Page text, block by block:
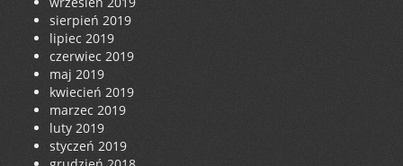
sierpień 2019
lipiec 2019
czerwiec 2019
maj 2019
kwiecień 2019
marzec 2019
luty 2019
styczeń 2019